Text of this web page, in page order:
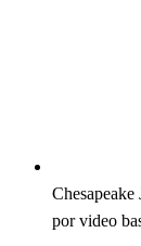
por video